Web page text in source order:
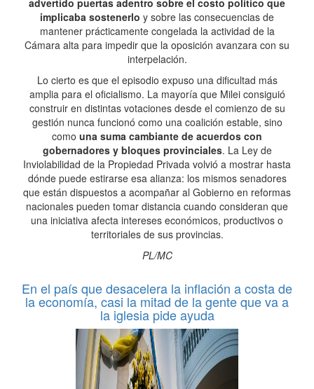
advertido puertas adentro sobre el costo político que
implicaba sostenerlo y sobre las consecuencias de
mantener prácticamente congelada la actividad de la
Cámara alta para impedir que la oposición avanzara con su
interpelación.
Lo cierto es que el episodio expuso una dificultad más
amplia para el oficialismo. La mayoría que Milei consiguió
construir en distintas votaciones desde el comienzo de su
gestión nunca funcionó como una coalición estable, sino
como una suma cambiante de acuerdos con
gobernadores y bloques provinciales. La Ley de
Inviolabilidad de la Propiedad Privada volvió a mostrar hasta
dónde puede estirarse esa alianza: los mismos senadores
que están dispuestos a acompañar al Gobierno en reformas
nacionales pueden tomar distancia cuando consideran que
una iniciativa afecta intereses económicos, productivos o
territoriales de sus provincias.
PL/MC
En el país que desacelera la inflación a costa de
la economía, casi la mitad de la gente que va a
la iglesia pide ayuda